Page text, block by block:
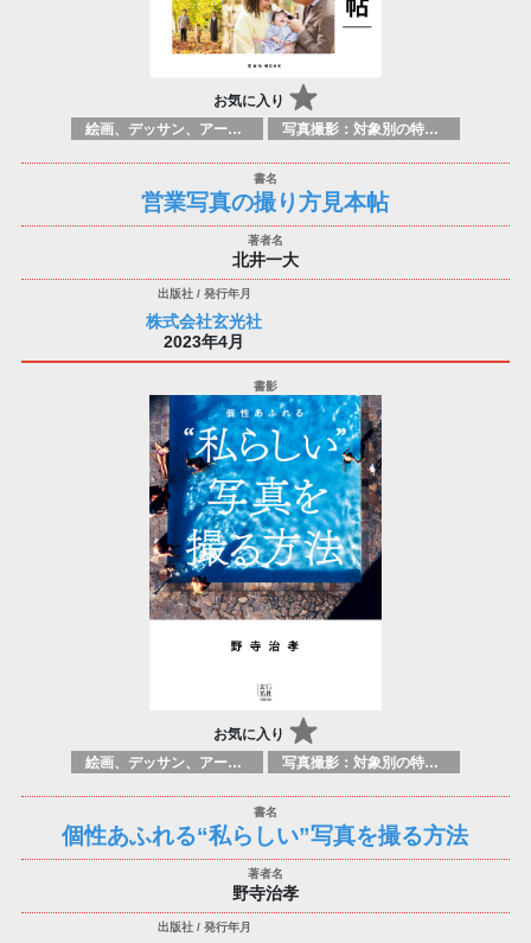
お気に入り
絵画、デッサン、アートマニュアル 写真撮影：対象別の特定のテクニック、原理
営業写真の撮り方見本帖
北井一大
株式会社玄光社
2023年4月
お気に入り
絵画、デッサン、アートマニュアル 写真撮影：対象別の特定のテクニック、原理
個性あふれる“私らしい”写真を撮る方法
野寺治孝